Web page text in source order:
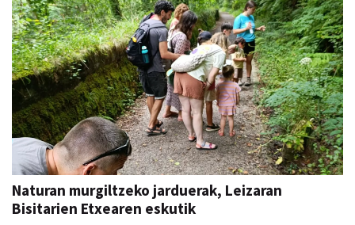
Naturan murgiltzeko jarduerak, Leizaran
Bisitarien Etxearen eskutik